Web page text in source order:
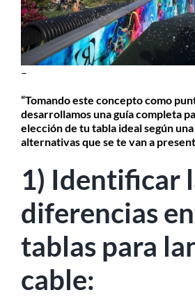
–
“Tomando este concepto como
desarrollamos una guía completa
elección de tu tabla ideal según
alternativas que se te van a
1) Identificar
diferencias
tablas para
cable: